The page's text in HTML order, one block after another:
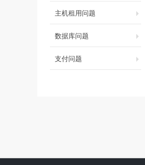
主机租用问题
数据库问题
支付问题